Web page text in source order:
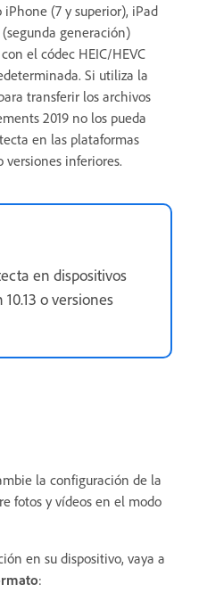
(7 y superior), iPad
(segunda generación)
el códec HEIC/HEVC
Si utiliza la
transferir los archivos
2019 no los pueda
en las plataformas
versiones inferiores.
en dispositivos
o versiones
la configuración de la
fotos y vídeos en el modo
en su dispositivo, vaya a
: